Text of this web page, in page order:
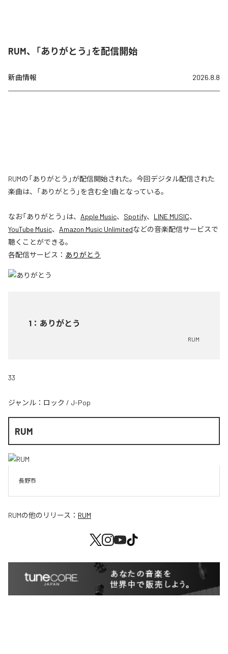
RUM、「ありがとう」を配信開始
新曲情報 2026.8.8
RUMの「ありがとう」が配信開始された。今回デジタル配信された
楽曲は、「ありがとう」を含む全1曲となっている。
なお「ありがとう 」は、 Apple Music、 Spotify、 LINE MUSIC、
YouTube Music、 Amazon Music Unlimitedなどの音楽配信サービスで
聴くことができる。
各配信サービス： ありがとう
1 ： ありがとう
RUM
33
ジャンル： ロック / J-Pop
RUM
長野市
RUMの他のリリース： RUM